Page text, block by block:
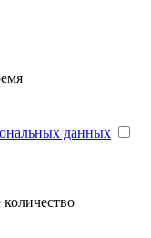
данных